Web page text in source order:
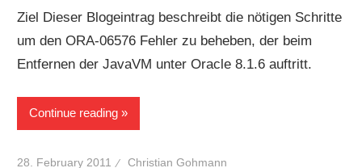
Ziel Dieser Blogeintrag beschreibt die nötigen Schritte
um den ORA-06576 Fehler zu beheben, der beim
Entfernen der JavaVM unter Oracle 8.1.6 auftritt.
Continue reading
28. February 2011 Christian Gohmann